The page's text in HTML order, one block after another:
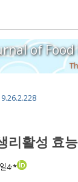
of
리활성 효
4,*